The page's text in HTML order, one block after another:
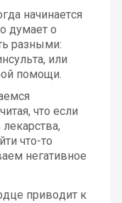
начинается
думает о
разными:
или
помощи.
что если
что-то
негативное
приводит к